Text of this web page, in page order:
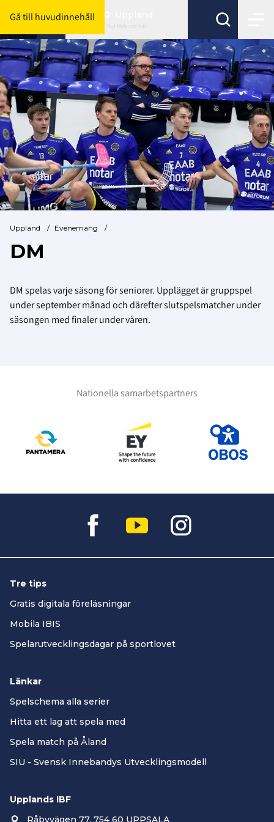
Gå till huvudinnehåll
Byt förbund här
Uppland / Evenemang /
DM
DM spelas varje säsong för seniorer. Upplägget är gruppspel
under september månad och därefter slutspelsmatcher under
säsongen med finaler under våren.
Nationella samarbetspartners
Tre tips
Gratis digitala föreläsningar
Mobila IBIS
Spelarutvecklingsdagar på sportlovet
Länkar
Spelschema alla serier
Hitta ett lag att spela med
Spela match på Åland
SIU - Svensk Innebandys Utvecklingsmodell
Upplands IBF
Råbyvägen 77, 754 60 UPPSALA